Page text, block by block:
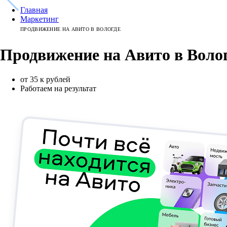
Главная
Маркетинг
ПРОДВИЖЕНИЕ НА АВИТО В ВОЛОГДЕ
Продвижение на Авито в
от 35 к рублей
Работаем на результат